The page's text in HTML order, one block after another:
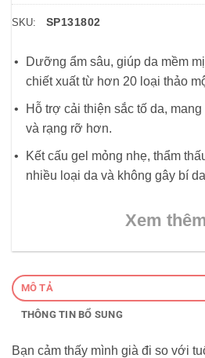
SKU: SP131802
Dưỡng ẩm sâu, giúp da mềm
chiết xuất từ hơn 20 loại thảo
Hỗ trợ cải thiện sắc tố da,
và rạng rỡ hơn.
Kết cấu gel mỏng nhẹ, thẩm
nhiều loại da và không gây bí
Xem
MÔ TẢ
THÔNG TIN BỔ SUNG
Bạn cảm thấy mình già đi so với